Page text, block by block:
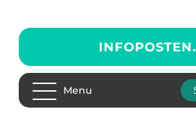
INFOPOSTEN.
Menu